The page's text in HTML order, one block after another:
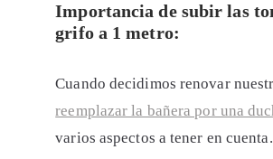
Importancia de subir las
grifo a 1 metro:
Cuando decidimos renovar
reemplazar la bañera por una
varios aspectos a tener en